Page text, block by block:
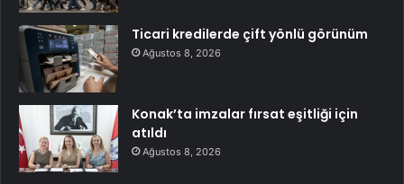
Ticari kredilerde çift yönlü görünüm
Ağustos 8, 2026
Konak’ta imzalar fırsat eşitliği için
atıldı
Ağustos 8, 2026